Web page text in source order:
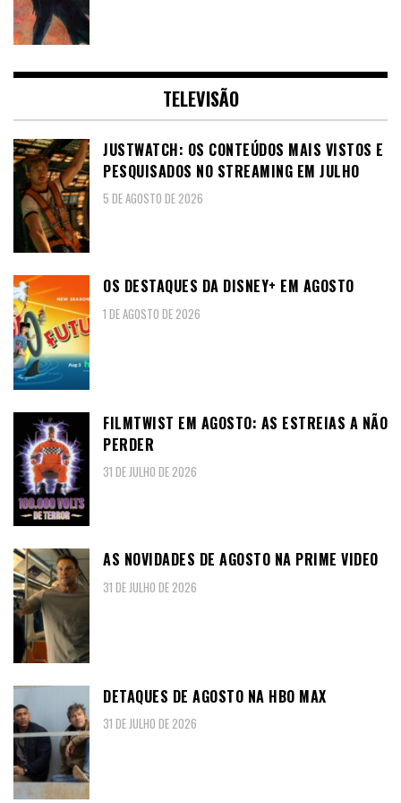
TELEVISÃO
JUSTWATCH: OS CONTEÚDOS MAIS VISTOS E
PESQUISADOS NO STREAMING EM JULHO
5 DE AGOSTO DE 2026
OS DESTAQUES DA DISNEY+ EM AGOSTO
1 DE AGOSTO DE 2026
FILMTWIST EM AGOSTO: AS ESTREIAS A NÃO
PERDER
31 DE JULHO DE 2026
AS NOVIDADES DE AGOSTO NA PRIME VIDEO
31 DE JULHO DE 2026
DETAQUES DE AGOSTO NA HBO MAX
31 DE JULHO DE 2026